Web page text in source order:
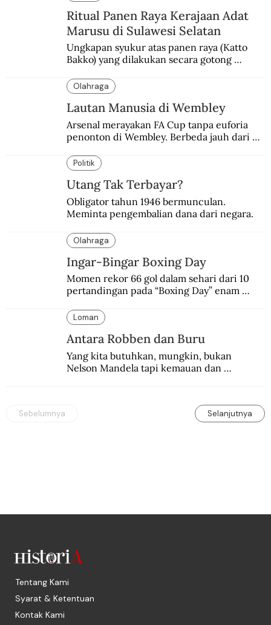
Ritual Panen Raya Kerajaan Adat
Marusu di Sulawesi Selatan
Ungkapan syukur atas panen raya (Katto
Bakko) yang dilakukan secara gotong
Olahraga
Lautan Manusia di Wembley
Arsenal merayakan FA Cup tanpa euforia
penonton di Wembley. Berbeda jauh dari
silam.
Politik
Utang Tak Terbayar?
Obligator tahun 1946 bermunculan.
Meminta pengembalian dana dari negara.
Olahraga
Ingar-Bingar Boxing Day
Momen rekor 66 gol dalam sehari dari 10
pertandingan pada “Boxing Day” enam
Manchester United 6-1.
Loman
Antara Robben dan Buru
Yang kita butuhkan, mungkin, bukan
Nelson Mandela tapi kemauan dan
Sebelumnya Selanjutnya
Tentang Kami
Syarat & Ketentuan
Kontak Kami